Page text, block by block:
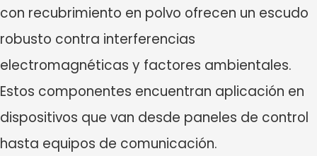
con recubrimiento en polvo ofrecen un escudo
robusto contra interferencias
electromagnéticas y factores ambientales.
Estos componentes encuentran aplicación en
dispositivos que van desde paneles de control
hasta equipos de comunicación.